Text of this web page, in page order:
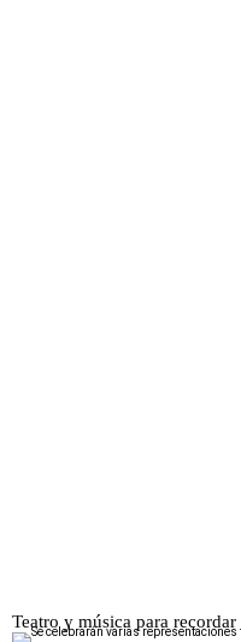
Teatro y música para